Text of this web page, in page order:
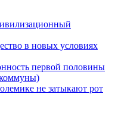
в новых условиях
первой половины
В.Я.Гросул
Европейская
не затыкают рот